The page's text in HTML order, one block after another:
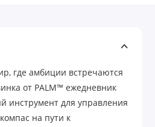
где амбиции встречаются
от PALM™ ежедневник
для управления
на пути к